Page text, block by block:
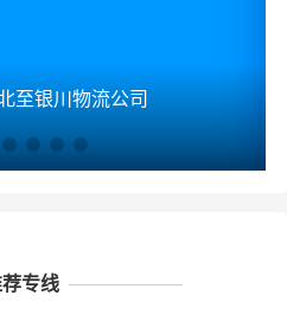
至银川物流公司
专线